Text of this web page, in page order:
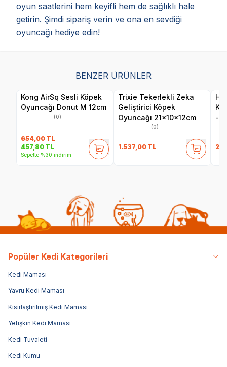
oyun saatlerini hem keyifli hem de sağlıklı hale
getirin. Şimdi sipariş verin ve ona en sevdiği
oyuncağı hediye edin!
BENZER ÜRÜNLER
Kong AirSq Sesli Köpek
Oyuncağı Donut M 12cm
(0)
654,00 TL
457,80 TL
Sepette %30 indirim
Trixie Tekerlekli Zeka
Geliştirici Köpek
Oyuncağı 21x10x12cm
(0)
1.537,00 TL
-
Popüler Kedi Kategorileri
Kedi Maması
Yavru Kedi Maması
Kısırlaştırılmış Kedi Maması
Yetişkin Kedi Maması
Kedi Tuvaleti
Kedi Kumu